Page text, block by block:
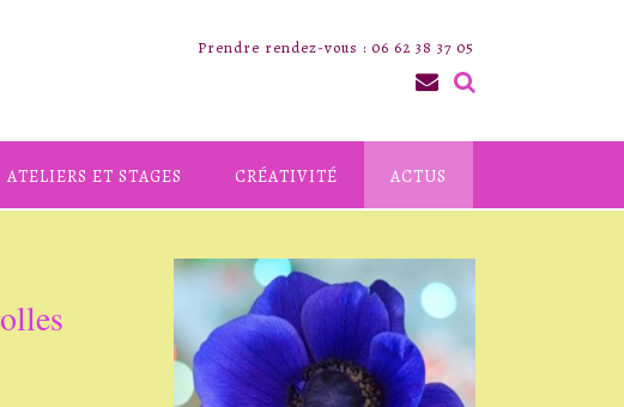
Prendre rendez-vous : 06 62 38 37 05
ATELIERS ET STAGES CRÉATIVITÉ ACTUS